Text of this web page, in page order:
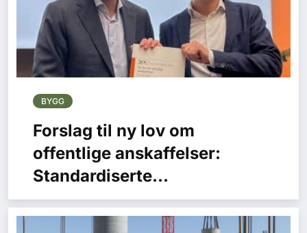
BYGG
Forslag til ny lov om
offentlige anskaffelser:
Standardiserte
minimumskrav er et av de
viktigste tiltakene for grønn